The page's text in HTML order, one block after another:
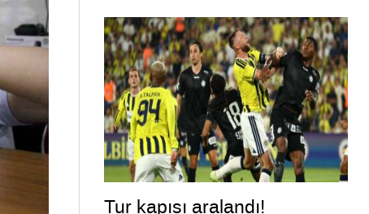
Tur kapısı aralandı!